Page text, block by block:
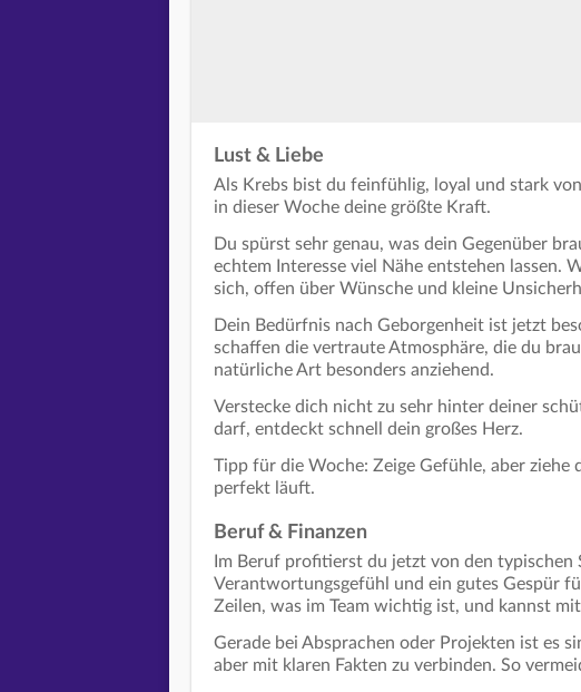
Lust & Liebe
Als Krebs bist du feinfühlig, loyal und stark
in dieser Woche deine größte Kraft.
Du spürst sehr genau, was dein Gegenüber
echtem Interesse viel Nähe entstehen lassen.
sich, offen über Wünsche und kleine
Dein Bedürfnis nach Geborgenheit ist jetzt
schaffen die vertraute Atmosphäre, die du
natürliche Art besonders anziehend.
Verstecke dich nicht zu sehr hinter deiner
darf, entdeckt schnell dein großes Herz.
Tipp für die Woche: Zeige Gefühle, aber
perfekt läuft.
Beruf & Finanzen
Im Beruf profitierst du jetzt von den typischen
Verantwortungsgefühl und ein gutes Gespür
Zeilen, was im Team wichtig ist, und kannst
Gerade bei Absprachen oder Projekten ist es
aber mit klaren Fakten zu verbinden. So